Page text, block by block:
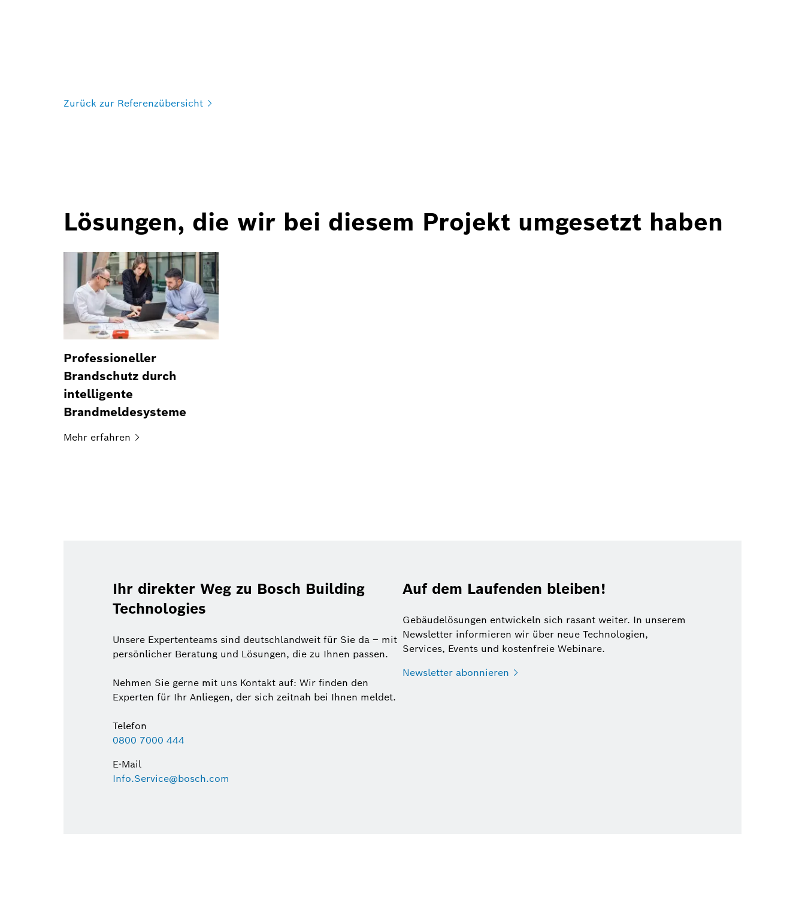
Zurück zur Referenzübersicht
Lösungen, die wir bei diesem Projekt umgesetzt haben
Professioneller
Brandschutz durch
intelligente
Brandmeldesysteme
Mehr erfahren
Ihr direkter Weg zu Bosch Building
Technologies
Unsere Expertenteams sind deutschlandweit für Sie da – mit
persönlicher Beratung und Lösungen, die zu Ihnen passen.
Nehmen Sie gerne mit uns Kontakt auf: Wir finden den
Experten für Ihr Anliegen, der sich zeitnah bei Ihnen meldet.
Telefon
0800 7000 444
E-Mail
Info.Service@bosch.com
Auf dem Laufenden bleiben!
Gebäudelösungen entwickeln sich rasant weiter. In unserem
Newsletter informieren wir über neue Technologien,
Services, Events und kostenfreie Webinare.
Newsletter abonnieren